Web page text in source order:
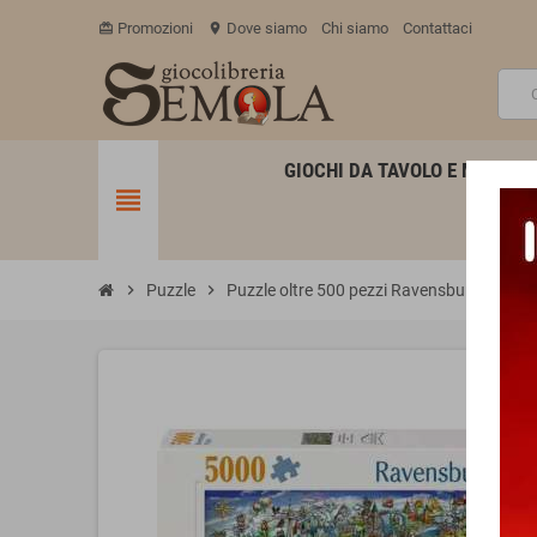
card_giftcard Promozioni location_on Dove siamo Chi siamo Contattaci
view_headline
GIOCHI DA TAVOLO E
chevron_right Puzzle chevron_right Puzzle oltre 500 pezzi Ravensburger